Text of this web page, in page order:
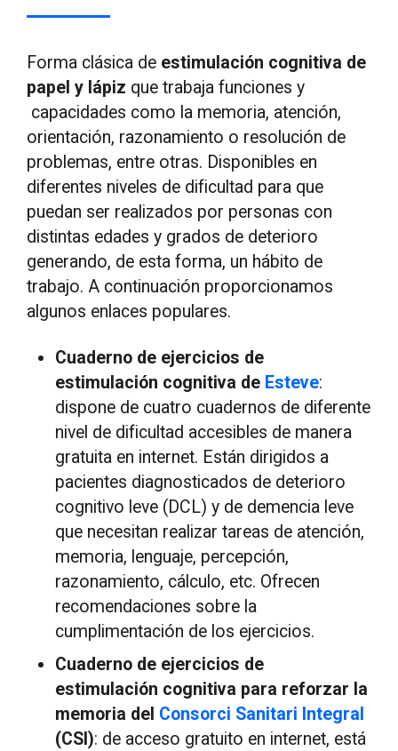
Forma clásica de estimulación cognitiva de
papel y lápiz que trabaja funciones y
capacidades como la memoria, atención,
orientación, razonamiento o resolución de
problemas, entre otras. Disponibles en
diferentes niveles de dificultad para que
puedan ser realizados por personas con
distintas edades y grados de deterioro
generando, de esta forma, un hábito de
trabajo. A continuación proporcionamos
algunos enlaces populares.
Cuaderno de ejercicios de
estimulación cognitiva de Esteve:
dispone de cuatro cuadernos de diferente
nivel de dificultad accesibles de manera
gratuita en internet. Están dirigidos a
pacientes diagnosticados de deterioro
cognitivo leve (DCL) y de demencia leve
que necesitan realizar tareas de atención,
memoria, lenguaje, percepción,
razonamiento, cálculo, etc. Ofrecen
recomendaciones sobre la
cumplimentación de los ejercicios.
Cuaderno de ejercicios de
estimulación cognitiva para reforzar la
memoria del Consorci Sanitari Integral
(CSI): de acceso gratuito en internet, está